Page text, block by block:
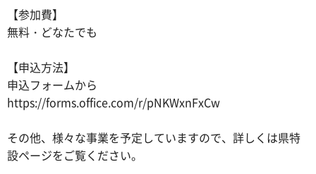
【参加費】
無料・どなたでも
【申込方法】
申込フォームから
https://forms.office.com/r/pNKWxnFxCw
その他、様々な事業を予定していますので、詳しくは県特
設ページをご覧ください。